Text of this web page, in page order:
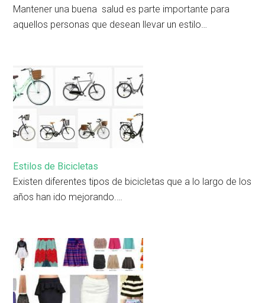
Mantener una buena salud es parte importante para
aquellos personas que desean llevar un estilo…
Estilos de Bicicletas
Existen diferentes tipos de bicicletas que a lo largo de los
años han ido mejorando.…